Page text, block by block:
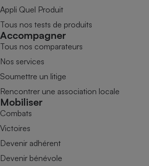
Appli Quel Produit
Tous nos tests de produits
Accompagner
Tous nos comparateurs
Nos services
Soumettre un litige
Rencontrer une association locale
Mobiliser
Combats
Victoires
Devenir adhérent
Devenir bénévole